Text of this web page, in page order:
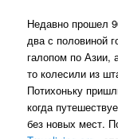
Недавно прошел
два с половиной
галопом по Азии,
то колесили из
Потихоньку
когда
без новых мест.